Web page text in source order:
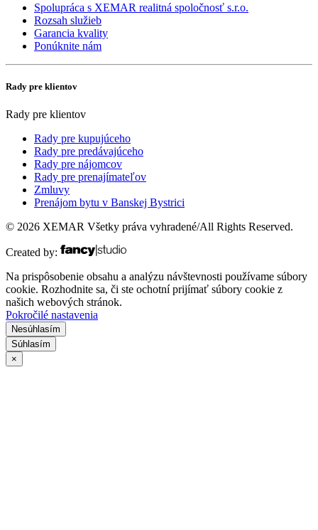
Spolupráca s XEMAR realitná spoločnosť s.r.o.
Rozsah služieb
Garancia kvality
Ponúknite nám
Rady pre klientov
Rady pre klientov
Rady pre kupujúceho
Rady pre predávajúceho
Rady pre nájomcov
Rady pre prenajímateľov
Zmluvy
Prenájom bytu v Banskej Bystrici
© 2026 XEMAR Všetky práva vyhradené/All Rights Reserved.
Created by:
Na prispôsobenie obsahu a analýzu návštevnosti používame súbory
cookie. Rozhodnite sa, či ste ochotní prijímať súbory cookie z
našich webových stránok.
Pokročilé nastavenia
Nesúhlasím
Súhlasím
×